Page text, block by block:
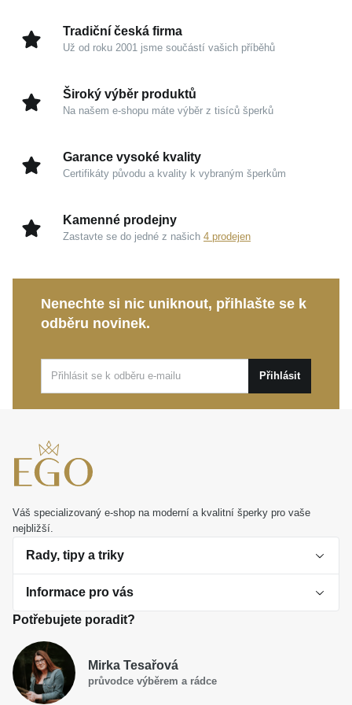
Věříme, že šperk je odrazem vaší duše, a právě tento
zamilujete na celý život.
Žluté zlato 585/1000:Tradiční a prestižní drahý
skutečně noblesní vzhled.
Hřejivý odstín:Zlatavá barva krásně ladí s
luxusu do vašich běžných dnů.
Precizní zpracování MOISS:Záruka pečlivé
výroby a promyšleného designu, který s úctou
Tento nadčasovýMOISS řetízek ze žlutého zlataje
krásy, který s vámi napíše váš jedinečný příběh.
Tradiční česká firma
Už od roku 2001 jsme součástí vašich příběhů
Široký výběr produktů
Na našem e-shopu máte výběr z tisíců šperků
Garance vysoké kvality
Certifikáty původu a kvality k vybraným šperkům
Kamenné prodejny
Zastavte se do jedné z našich 4 prodejen
Nenechte si nic uniknout, přihlašte se k
odběru novinek.
Přihlásit
Váš specializovaný e-shop na moderní a kvalitní šperky pro vaše
nejbližší.
Rady, tipy a triky
O perlách
Jak vybrat perlový šperk
Dárková inspirace
Smaltované a korálkové šperky jako trend
Informace pro vás
Obchodní podmínky
Reklamační řád
Potřebujete poradit?
Mirka Tesařová
průvodce výběrem a rádce